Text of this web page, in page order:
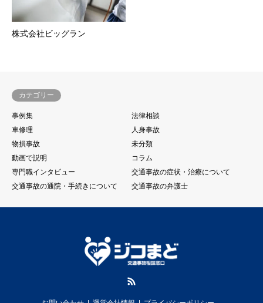
株式会社ビッグラン
カテゴリー
事例集
法律相談
車修理
人身事故
物損事故
未分類
動画で説明
コラム
専門職インタビュー
交通事故の症状・治療について
交通事故の通院・手続きについて
交通事故の弁護士